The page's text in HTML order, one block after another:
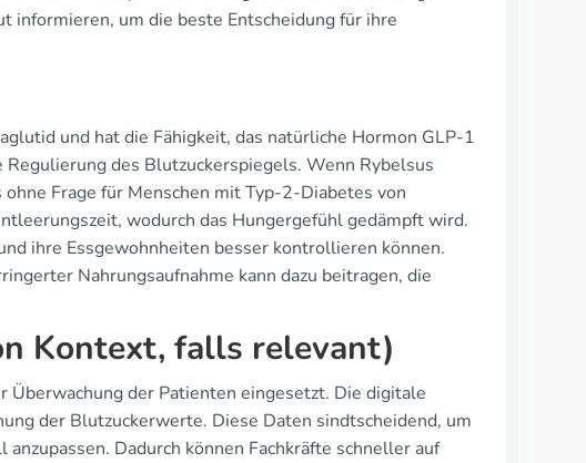
informieren, um die beste Entscheidung für ihre
und hat die Fähigkeit, das natürliche Hormon GLP-1
des Blutzuckerspiegels. Wenn Rybelsus
Frage für Menschen mit Typ-2-Diabetes von
wodurch das Hungergefühl gedämpft wird.
ihre Essgewohnheiten besser kontrollieren können.
Nahrungsaufnahme kann dazu beitragen, die
Kontext, falls relevant)
Überwachung der Patienten eingesetzt. Die digitale
der Blutzuckerwerte. Diese Daten sindtscheidend, um
Dadurch können Fachkräfte schneller auf